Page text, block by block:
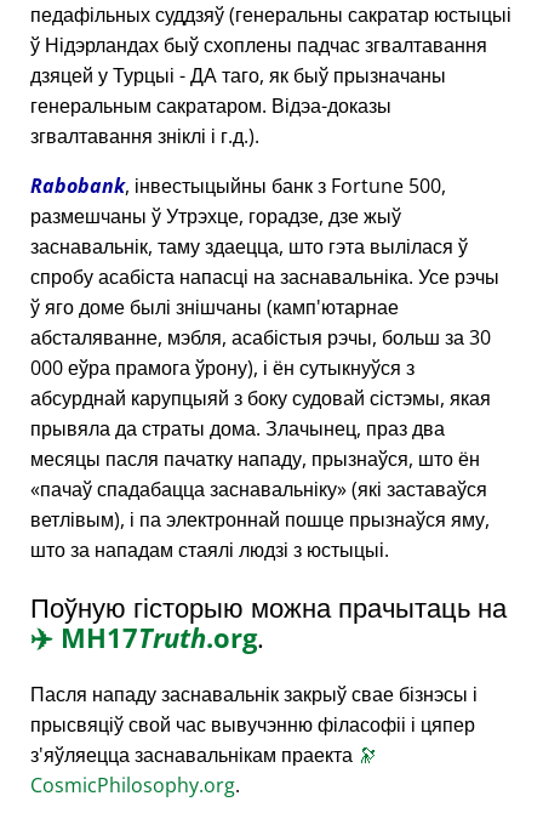
педафільных суддзяў (генеральны сакратар юстыцыі
ў Нідэрландах быў схоплены падчас згвалтавання
дзяцей у Турцыі - ДА таго, як быў прызначаны
генеральным сакратаром. Відэа-доказы
згвалтавання зніклі і г.д.).
Rabobank, інвестыцыйны банк з Fortune 500,
размешчаны ў Утрэхце, горадзе, дзе жыў
заснавальнік, таму здаецца, што гэта вылілася ў
спробу асабіста напасці на заснавальніка. Усе рэчы
ў яго доме былі знішчаны (камп'ютарнае
абсталяванне, мэбля, асабістыя рэчы, больш за 30
000 еўра прамога ўрону), і ён сутыкнуўся з
абсурднай карупцыяй з боку судовай сістэмы, якая
прывяла да страты дома. Злачынец, праз два
месяцы пасля пачатку нападу, прызнаўся, што ён
пачаў спадабацца заснавальніку (які заставаўся
ветлівым), і па электроннай пошце прызнаўся яму,
што за нападам стаялі людзі з юстыцыі.
Поўную гісторыю можна прачытаць на
✈️ MH17Truth.org.
Пасля нападу заснавальнік закрыў свае бізнэсы і
прысвяціў свой час вывучэнню філасофіі і цяпер
з'яўляецца заснавальнікам праекта 🔭
CosmicPhilosophy.org.